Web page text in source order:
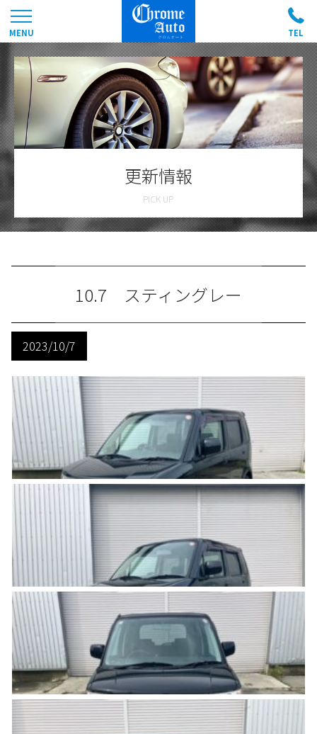
更新情報
10.7 スティングレー
2023/10/7